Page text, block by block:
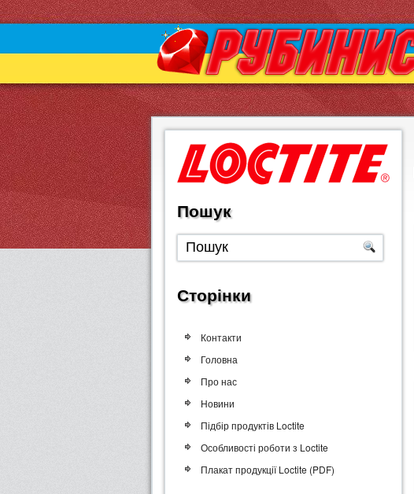
Пошук
Сторінки
Контакти
Головна
Про нас
Новини
Підбір продуктів Loctite
Особливості роботи з Loctite
Плакат продукції Loctite (PDF)